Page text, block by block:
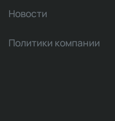
Новости
Политики компании